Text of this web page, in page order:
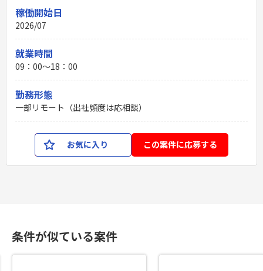
稼働開始日
2026/07
就業時間
09：00〜18：00
勤務形態
一部リモート（出社頻度は応相談）
お気に入り この案件に応募する
条件が似ている案件